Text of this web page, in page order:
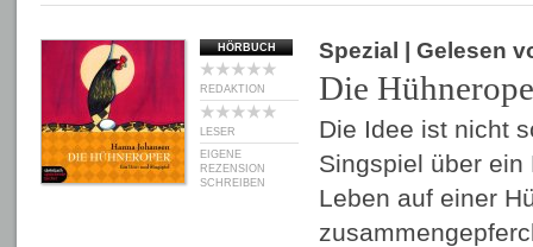
HÖRBUCH
REDAKTION
LESER
EIGENE
REZENSION
SCHREIBEN
Spezial | Gelesen
Die
Die Idee ist nicht
Singspiel über
Leben auf einer